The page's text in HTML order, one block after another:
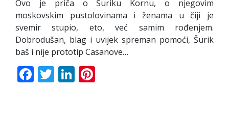
Ovo je priča o Šuriku Kornu, o njegovim
moskovskim pustolovinama i ženama u čiji je
svemir stupio, eto, već samim rođenjem.
Dobrodušan, blag i uvijek spreman pomoći, Šurik
baš i nije prototip Casanove…
Facebook
TwitterLinkedIn